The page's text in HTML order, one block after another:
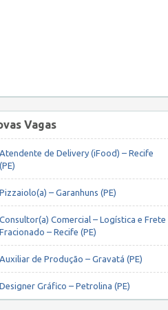
Vagas
Atendente de Delivery (iFood) – Recife
(PE)
Pizzaiolo(a) – Garanhuns (PE)
Consultor(a) Comercial – Logística e Frete
Fracionado – Recife (PE)
Auxiliar de Produção – Gravatá (PE)
Designer Gráfico – Petrolina (PE)